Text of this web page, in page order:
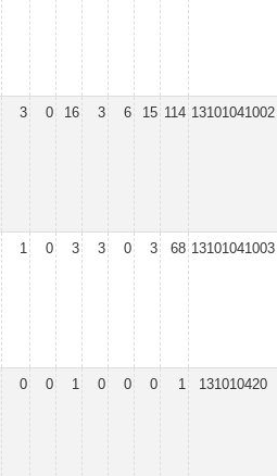
3 0 16 3 6 15 114 13101041002
1 0 3 3 0 3 68 13101041003
0 0 1 0 0 0 1 131010420